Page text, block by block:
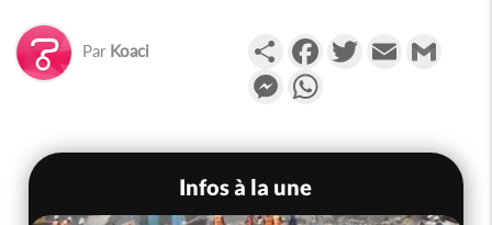
Par Koaci PartagerFacebookTwitterEmail
Messenger
Infos à la une